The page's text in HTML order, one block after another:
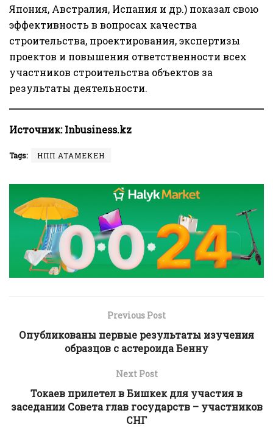
Япония, Австралия, Испания и др.) показал свою
эффективность в вопросах качества
строительства, проектирования, экспертизы
проектов и повышения ответственности всех
участников строительства объектов за
результаты деятельности.
Источник:Inbusiness.kz
Tags: НПП АТАМЕКЕН
Previous Post
Опубликованы первые результаты изучения
образцов с астероида Бенну
Next Post
Токаев прилетел в Бишкек для участия в
заседании Совета глав государств – участников
СНГ